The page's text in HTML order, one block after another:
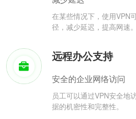
在某些情况下，使用VPN
径，减少延迟，提高网速。
远程办公支持
安全的企业网络访问
员工可以通过VPN安全地
据的机密性和完整性。